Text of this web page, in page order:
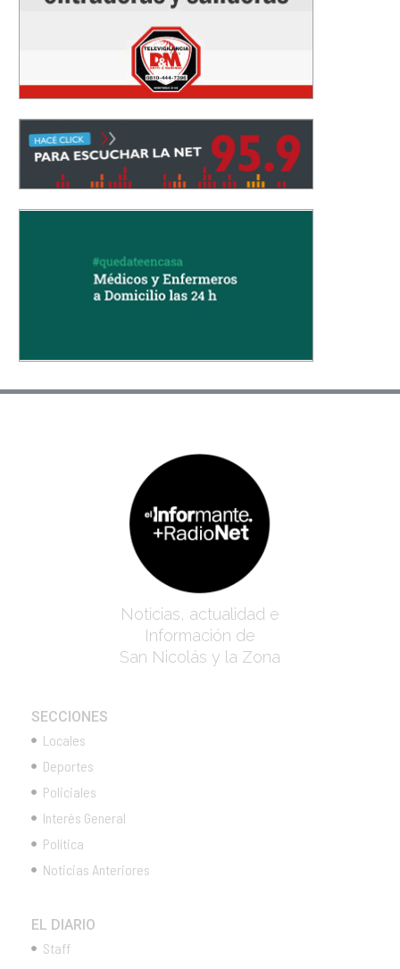
Noticias, actualidad e
Información de
San Nicolás y la Zona
SECCIONES
Locales
Deportes
Policiales
Interés General
Política
Noticias Anteriores
EL DIARIO
Staff